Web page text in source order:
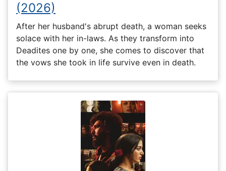
(2026)
After her husband's abrupt death, a woman seeks
solace with her in-laws. As they transform into
Deadites one by one, she comes to discover that
the vows she took in life survive even in death.